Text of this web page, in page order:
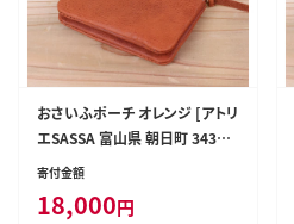
おさいふポーチ オレンジ [アトリ
エSASSA 富山県 朝日町 34310
062]
寄付金額
18,000円